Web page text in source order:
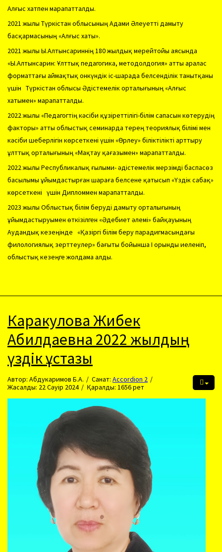
Алғыс хатпен марапатталды.
2021 жылы Түркістан облысының Адами Әлеуетті дамыту
басқармасының «Алғыс хаты».
2021 жылы Ы.Алтынсариннің 180 жылдық мерейтойы аясында
«Ы.Алтынсарин: Ұлттық педагогика, методолдогия» атты аралас
форматтағы аймақтық онкүндік іс-шарада белсенділік танытқаны
үшін Түркістан облысы Әдістемелік орталығының «Алғыс
хатымен» марапатталды.
2022 жылы «Педагогтің кәсіби құзіреттілігі-білім сапасын көтерудің
факторы» атты облыстық семинарда терең теориялық білімі мен
кәсіби шеберлігін көрсеткені үшін «Өрлеу» біліктілікті арттыру
ұлттық орталығының «Мақтау қағазымен» марапатталды.
2022 жылы Республикалық ғылыми- әдістемелік мерзімді баспасөз
басылымы ұйымдастырған шараға белсене қатысып «Үздік сабақ»
көрсеткені үшін Дипломмен марапатталды.
2023 жылы Облыстық білім беруді дамыту орталығының
ұйымдастыруымен өткізілген «Әдебиет әлемі» байқауының
Аудандық кезеңінде «Қазіргі білім беру парадигмасындағы
филологиялық зерттеулер» бағыты бойынша І орынды иеленіп,
облыстық кезеңге жолдама алды.
Каракулова Жибек
Абилдаевна 2022 жылдың
үздік ұстазы
Автор: Абдукаримов Б.А. Санат: Accordion 2
Жасалды: 22 Сәуір 2024
Қаралды: 1656 рет